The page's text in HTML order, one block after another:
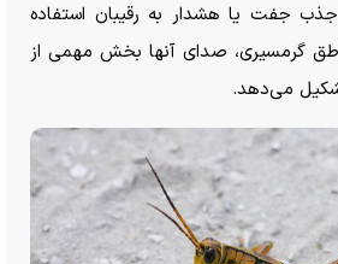
جذب جفت یا هشدار به رقیبان استفاده
گرمسیری، صدای آنها بخش مهمی از
می‌دهد.